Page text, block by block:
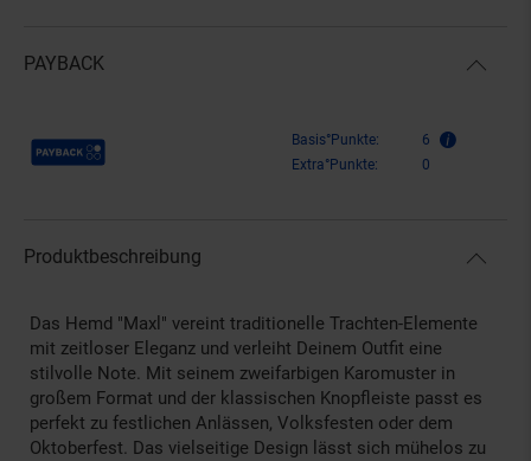
PAYBACK
Payback Punkte Basis°Punkte:
6
Extra°Punkte:
0
Produktbeschreibung
Das Hemd "Maxl" vereint traditionelle Trachten-Elemente
mit zeitloser Eleganz und verleiht Deinem Outfit eine
stilvolle Note. Mit seinem zweifarbigen Karomuster in
großem Format und der klassischen Knopfleiste passt es
perfekt zu festlichen Anlässen, Volksfesten oder dem
Oktoberfest. Das vielseitige Design lässt sich mühelos zu